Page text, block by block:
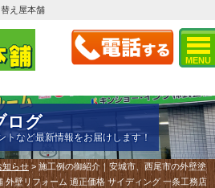
MENU
え屋本舗
ログ
トなど最新情報をお届けします！
知らせ > 施工例の御紹介｜安城市、西尾市の外壁塗
外壁リフォーム 適正価格 サイディング 一条工務店